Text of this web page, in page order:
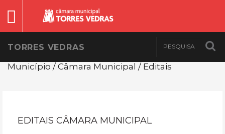
TORRES VEDRAS
Município / Câmara Municipal / Editais
EDITAIS CÂMARA MUNICIPAL